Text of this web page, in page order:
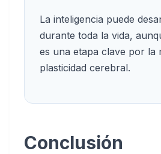
La inteligencia puede
durante toda la vida,
es una etapa clave por la
plasticidad cerebral.
Conclusión